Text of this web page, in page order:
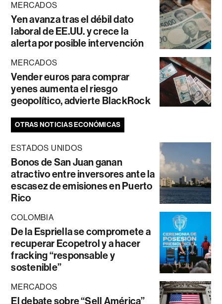
MERCADOS
Yen avanza tras el débil dato
laboral de EE.UU. y crece la
alerta por posible intervención
MERCADOS
Vender euros para comprar
yenes aumenta el riesgo
geopolítico, advierte BlackRock
OTRAS NOTICIAS ECONÓMICAS
ESTADOS UNIDOS
Bonos de San Juan ganan
atractivo entre inversores ante la
escasez de emisiones en Puerto
Rico
COLOMBIA
De la Espriella se compromete a
recuperar Ecopetrol y a hacer
fracking “responsable y
sostenible”
MERCADOS
El debate sobre “Sell América”